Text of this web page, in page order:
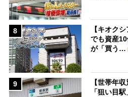
8
【キオク
でも資産
が「買う…
9
【世帯年
「狙い目